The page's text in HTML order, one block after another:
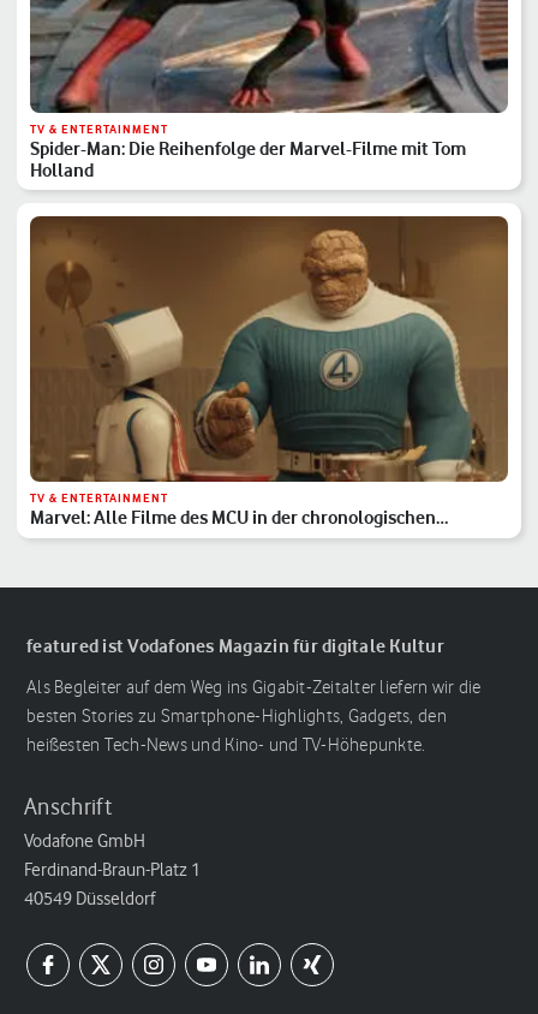
TV & ENTERTAINMENT
Spider-Man: Die Reihenfolge der Marvel-Filme mit Tom
Holland
TV & ENTERTAINMENT
Marvel: Alle Filme des MCU in der chronologischen
Reihenfolge
featured ist Vodafones Magazin für digitale Kultur
Als Begleiter auf dem Weg ins Gigabit-Zeitalter liefern wir die
besten Stories zu Smartphone-Highlights, Gadgets, den
heißesten Tech-News und Kino- und TV-Höhepunkte.
Anschrift
Vodafone GmbH
Ferdinand-Braun-Platz 1
40549 Düsseldorf